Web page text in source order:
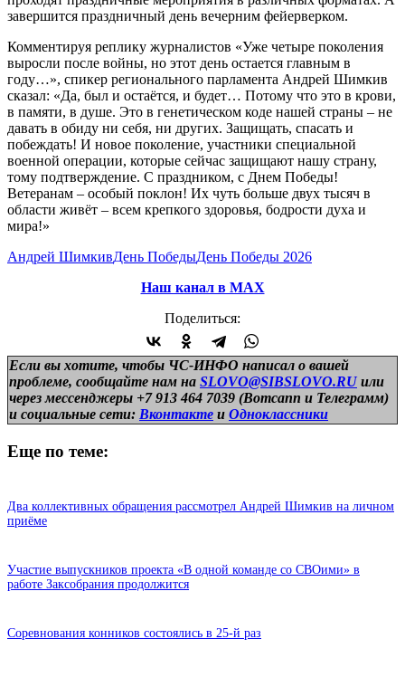
завершится праздничный день вечерним фейерверком.
Комментируя реплику журналистов «Уже четыре поколения
выросли после войны, но этот день остается главным в
году…», спикер регионального парламента Андрей Шимкив
сказал: «Да, был и остаётся, и будет… Потому что это в крови,
в памяти, в душе. Это в генетическом коде нашей страны – не
давать в обиду ни себя, ни других. Защищать, спасать и
побеждать! И новое поколение, участники специальной
военной операции, которые сейчас защищают нашу страну,
тому подтверждение. С праздником, с Днем Победы!
Ветеранам – особый поклон! Их чуть больше двух тысяч в
области живёт – всем крепкого здоровья, бодрости духа и
мира!»
Андрей ШимкивДень ПобедыДень Победы 2026
Наш канал в МАХ
Поделиться:
Если вы хотите, чтобы ЧС-ИНФО написал о вашей
проблеме, сообщайте нам на SLOVO@SIBSLOVO.RU или
через мессенджеры +7 913 464 7039 (Вотсапп и Телеграмм)
и социальные сети: Вконтакте и Одноклассники
Еще по теме:
Два коллективных обращения рассмотрел Андрей Шимкив на личном
приёме
Участие выпускников проекта «В одной команде со СВОими» в
работе Заксобрания продолжится
Соревнования конников состоялись в 25-й раз